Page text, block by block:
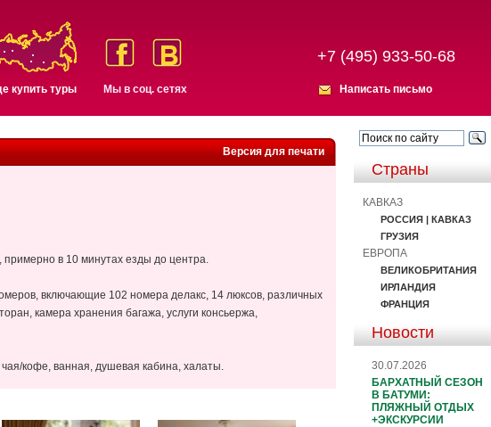
купить туры Мы в соц. сетях
+7 (495) 933-50-68
Написать письмо
Версия для печати
в 10 минутах езды до центра.
включающие 102 номера делакс, 14 люксов, различных
камера хранения багажа, услуги консьержа,
кофе, ванная, душевая кабина, халаты.
Страны
КАВКАЗ
РОССИЯ | КАВКАЗ
ГРУЗИЯ
ЕВРОПА
ВЕЛИКОБРИТАНИЯ
ИРЛАНДИЯ
ФРАНЦИЯ
Новости
30.07.2026
БАРХАТНЫЙ СЕЗОН
В БАТУМИ:
ПЛЯЖНЫЙ ОТДЫХ
+ЭКСКУРСИИ